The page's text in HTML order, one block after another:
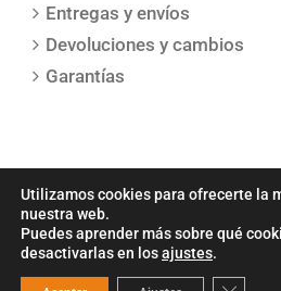
Entregas y envíos
Devoluciones y cambios
Garantías
COPYRIGHT 2021 | Todos los derechos
Utilizamos cookies para ofrecerte la
nuestra web.
Puedes aprender más sobre qué
desactivarlas en losajustes.